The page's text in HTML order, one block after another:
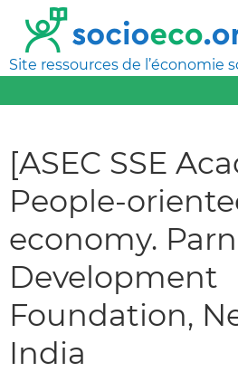
Site ressources de l’économie
[ASEC SSE
People-
economy.
Development
Foundation,
India